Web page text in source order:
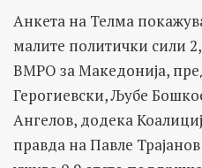
Анкета на Телма
малите политички сили
ВМРО за Македонија,
Герогиевски, Љубе
Ангелов, додека
правда на Павле